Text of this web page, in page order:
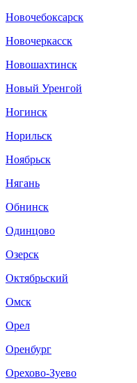
Новочебоксарск
Новочеркасск
Новошахтинск
Новый Уренгой
Ногинск
Норильск
Ноябрьск
Нягань
Обнинск
Одинцово
Озерск
Октябрьский
Омск
Орел
Оренбург
Орехово-Зуево